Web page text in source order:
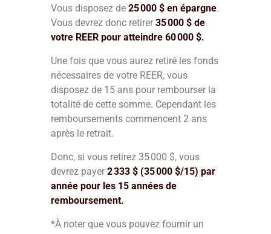
Vous disposez de 25 000 $ en épargne.
Vous devrez donc retirer 35 000 $ de
votre REER pour atteindre 60 000 $.
Une fois que vous aurez retiré les fonds
nécessaires de votre REER, vous
disposez de 15 ans pour rembourser la
totalité de cette somme. Cependant les
remboursements commencent 2 ans
après le retrait.
Donc, si vous retirez 35 000 $, vous
devrez payer 2 333 $ (35 000 $/15) par
année pour les 15 années de
remboursement.
*À noter que vous pouvez fournir un